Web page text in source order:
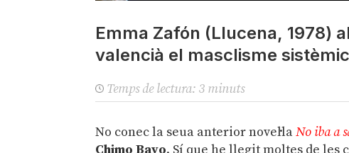
Emma Zafón (Llucena, 1978)
valencià el masclisme
Temps de lectura: 3 minuts
No conec la seua anterior novel·laNo iba a
Chimo Bayo. Sí que he llegit moltes de les